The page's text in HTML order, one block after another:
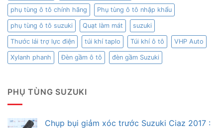
phụ tùng ô tô chính hãng Phụ tùng ô tô nhập khẩu
phụ tùng ô tô suzuki Quạt làm mát suzuki
Thước lái trợ lực điện túi khí taplo Túi khí ô tô VHP Auto
Xylanh phanh Đèn gầm ô tô đèn gầm Suzuki
PHỤ TÙNG SUZUKI
Chụp bụi giảm xóc trước Suzuki Ciaz 2017 :